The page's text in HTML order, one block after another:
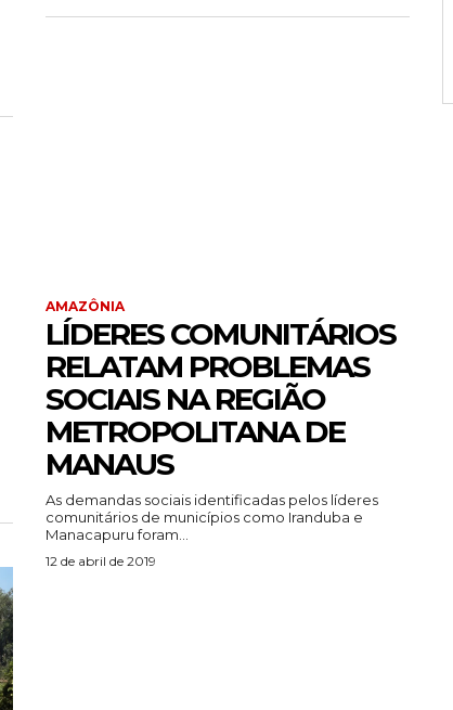
AMAZÔNIA
LÍDERES COMUNITÁRIOS
RELATAM PROBLEMAS
SOCIAIS NA REGIÃO
METROPOLITANA DE
MANAUS
As demandas sociais identificadas pelos líderes
comunitários de municípios como Iranduba e
Manacapuru foram...
12 de abril de 2019